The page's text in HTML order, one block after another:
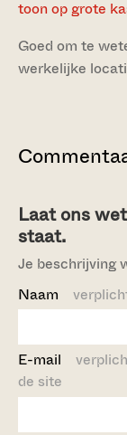
toon op grote
Goed om te
werkelijke
Laat ons
staat.
Je beschrijving
Naam
E-mail
de site